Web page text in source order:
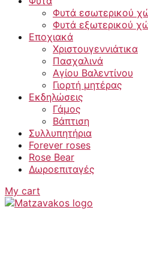
Φυτά εσωτερικού
Φυτά εξωτερικού
Εποχιακά
Χριστουγεννιάτικα
Πασχαλινά
Αγίου Βαλεντίνου
Γιορτή μητέρας
Εκδηλώσεις
Γάμος
Βάπτιση
Συλλυπητήρια
Forever roses
Rose Bear
Δωροεπιταγές
My cart